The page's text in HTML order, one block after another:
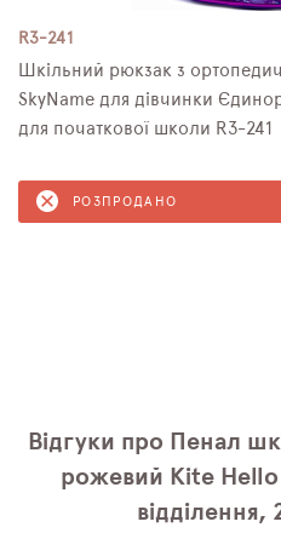
R3-241
Шкільний рюкзак з
SkyName для дівчинки
для початкової школи R3-241
РОЗПРОДАНО
Відгуки про Пенал
рожевий Kite
відділення,